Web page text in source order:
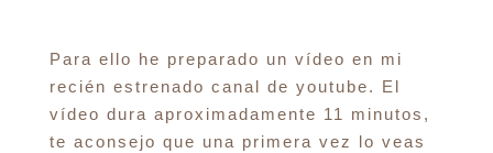
Para ello he preparado un vídeo en mi
recién estrenado canal de youtube. El
vídeo dura aproximadamente 11 minutos,
te aconsejo que una primera vez lo veas